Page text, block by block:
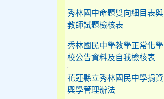
秀林國中命題雙向細目表與
教師試題檢核表
秀林國民中學教學正常化學
校公告資料及自我檢核表
花蓮縣立秀林國民中學捐資
興學管理辦法